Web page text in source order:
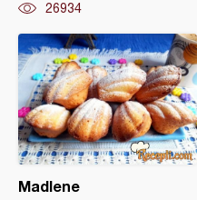
26934
Madlene